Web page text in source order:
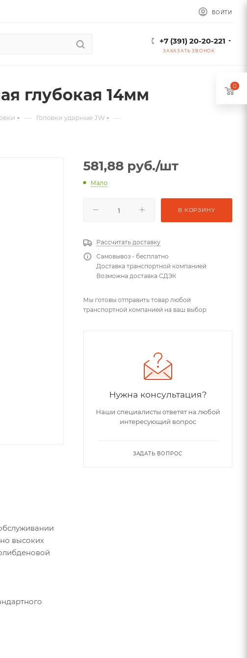
ВОЙТИ
+7 (391) 20-20-221
ЗАКАЗАТЬ ЗВОНОК
глубокая 14мм
— Головки ударные JW —
высоких
581,88 руб./шт
Мало
В КОРЗИНУ
Рассчитать доставку
Самовывоз - бесплатно
Доставка транспортной компанией
Возможна доставка СДЭК
Мы готовы отправить товар любой
транспортной компанией на ваш выбор
Нужна консультация?
Наши специалисты ответят на любой
интересующий вопрос
ЗАДАТЬ ВОПРОС
0